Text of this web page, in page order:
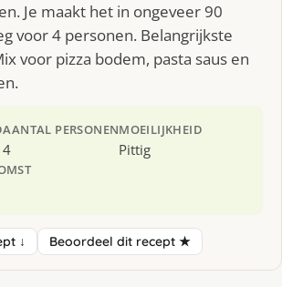
Je maakt het in ongeveer 90
voor 4 personen. Belangrijkste
voor pizza bodem, pasta saus en
AANTAL PERSONEN
4
MOEILIJKHEID
Pittig
↓ Beoordeel dit recept ★